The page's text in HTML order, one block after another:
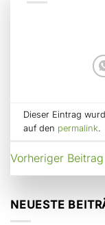
Dieser Eintrag
auf den permalink.
Vorheriger Beitrag
NEUESTE